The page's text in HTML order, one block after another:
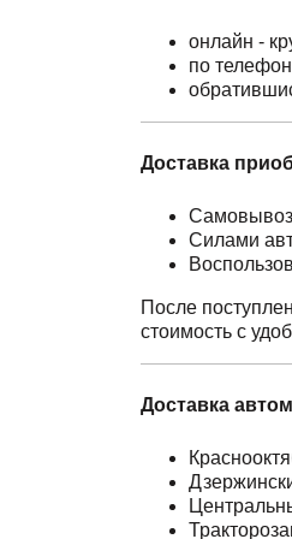
онлайн -
по
Доставка
Самовывоз
Силами
После
стоимость с
Доставка